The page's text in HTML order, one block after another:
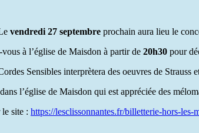
vendredi 27 septembre prochain aura lieu le
vous à l’église de Maisdon à partir de 20h30 pour
Sensibles interprètera des oeuvres de
l’église de Maisdon qui est appréciée des
site : https://lesclissonnantes.fr/billetterie-hors-les-